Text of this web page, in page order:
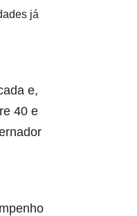
já
e,
40 e